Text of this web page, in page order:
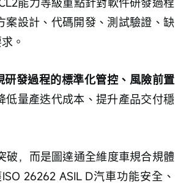
設計、代碼開發、測試驗證、缺
。
研發過程的標準化管控、風險前置
低量產迭代成本、提升產品交付穩
破，而是圖達通全維度車規合規體
26262 ASIL D汽車功能安全、